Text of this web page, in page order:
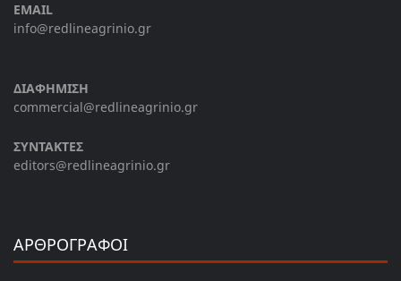
EMAIL
info@redlineagrinio.gr
ΔΙΑΦΗΜΙΣΗ
commercial@redlineagrinio.gr
ΣΥΝΤΑΚΤΕΣ
editors@redlineagrinio.gr
ΑΡΘΡΟΓΡΑΦΟΙ